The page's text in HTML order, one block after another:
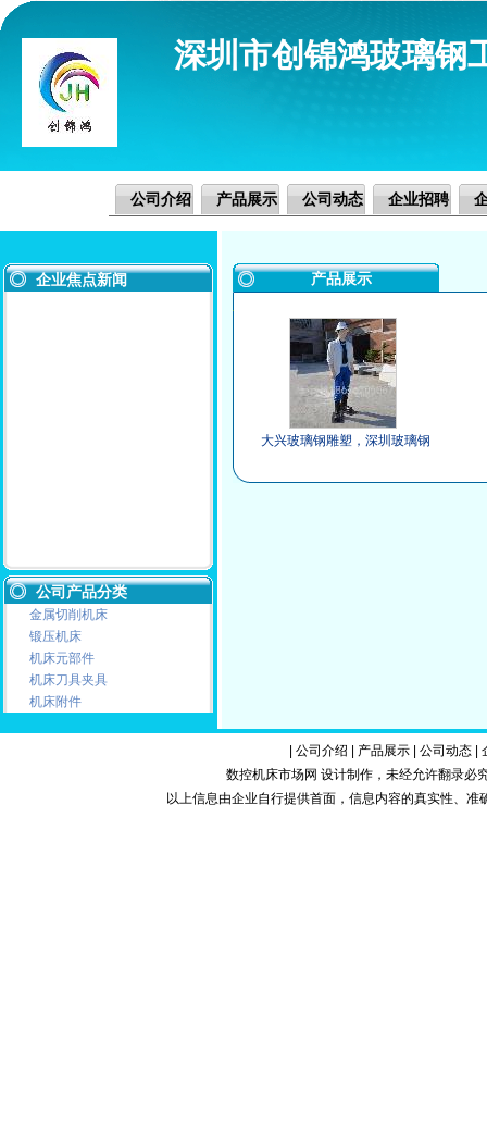
深圳市创锦鸿玻璃钢
公司介绍 产品展示 公司动态 企业招聘
企业焦点新闻
公司产品分类
金属切削机床
锻压机床
机床元部件
机床刀具夹具
机床附件
产品展示
大兴玻璃钢雕塑，深圳玻璃钢
公司介绍 产品展示| 公司动态|
数控机床市场网 设计制作，未经允许翻录必
以上信息由企业自行提供首面，信息内容的真实性、